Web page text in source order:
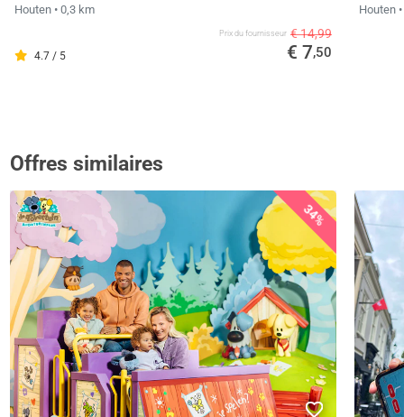
Houten • 0,3 km
4.7 / 5
Prix ​​du fournisseur € 14,99
€ 7,50
Houten
Offres similaires
34%